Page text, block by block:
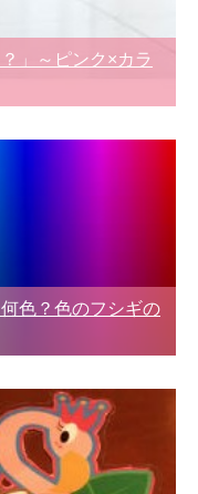
」～ピンク×カラ
色？色のフシギの